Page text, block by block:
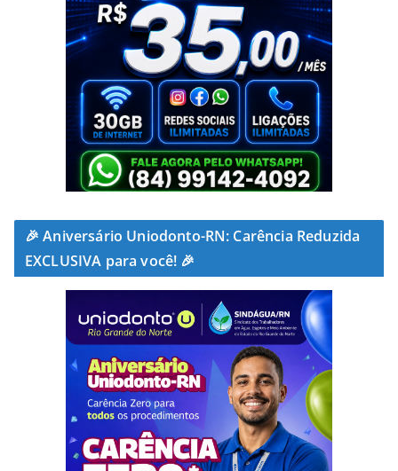
🎉 Aniversário Uniodonto-RN: Carência Reduzida
EXCLUSIVA para você! 🎉